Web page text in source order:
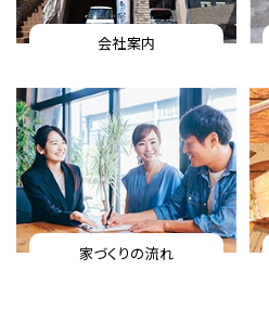
会社案内
家づくりの流れ